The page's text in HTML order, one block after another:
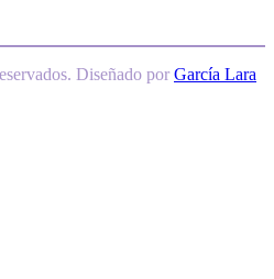
Diseñado por García Lara